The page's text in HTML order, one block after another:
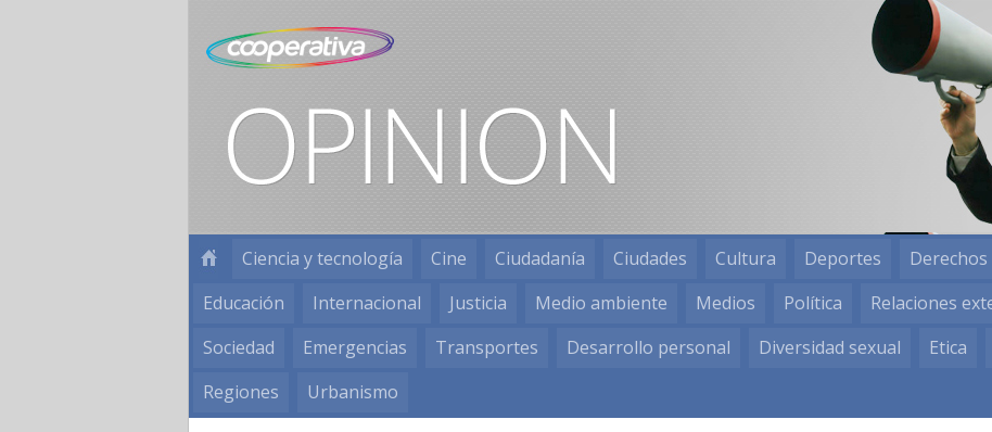
Ciencia y tecnología Cine Ciudadanía Ciudades Cultura Deportes
Educación
Internacional Justicia Medio ambiente Medios Política Relaciones
Sociedad
Emergencias Transportes Desarrollo personal Diversidad sexual Etica
Regiones
Urbanismo